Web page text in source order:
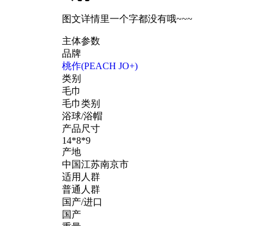
图文详情里一个字都没有哦~~~
主体参数
品牌
桃作(PEACH JO+)
类别
毛巾
毛巾类别
浴球/浴帽
产品尺寸
14*8*9
产地
中国江苏南京市
适用人群
普通人群
国产/进口
国产